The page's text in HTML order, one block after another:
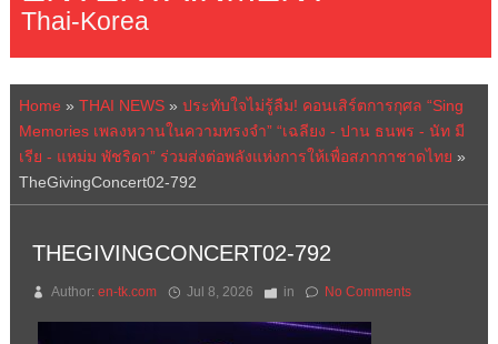
Thai-Korea
Home » THAI NEWS» ประทับใจไม่รู้ลืม! คอนเสิร์ตการกุศล “Sing
Memories เพลงหวานในความทรงจำ” “เฉลียง - ปาน ธนพร - นัท มี
เรีย - แหม่ม พัชริดา” ร่วมส่งต่อพลังแห่งการให้เพื่อสภากาชาดไทย »
TheGivingConcert02-792
THEGIVINGCONCERT02-792
Author: en-tk.com Jul 8, 2026 in No Comments